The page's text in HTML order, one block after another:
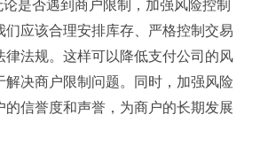
是否遇到商户限制，加强风险控制
们应该合理安排库存、严格控制交易
律法规。这样可以降低支付公司的风
解决商户限制问题。同时，加强风险
的信誉度和声誉，为商户的长期发展